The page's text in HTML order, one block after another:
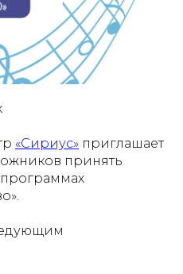
«Сириус» приглашает
принять
программах